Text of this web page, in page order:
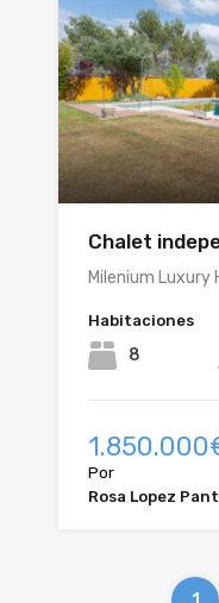
Chalet
Milenium Luxury
Habitaciones
8
Por
Rosa Lopez